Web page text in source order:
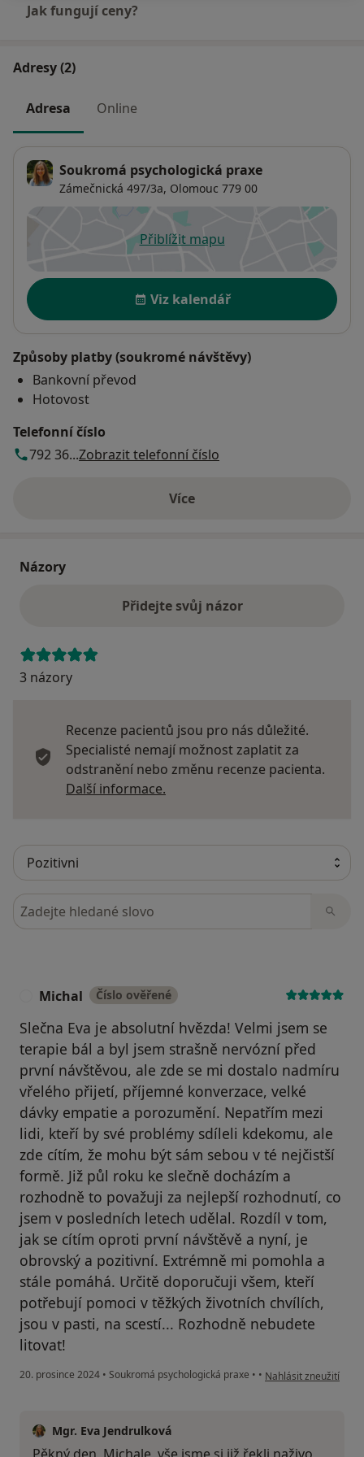
Jak fungují ceny?
Adresy (2)
Adresa Online
Soukromá psychologická praxe
Zámečnická 497/3a, Olomouc 779 00
Přiblížit mapuse otevře v nové záložce
Dostupnost
Viz kalendář
Způsoby platby (soukromé návštěvy)
Bankovní převod
Hotovost
Telefonní číslo
792 36...Zobrazit telefonní číslo
Víceo adrese
Názory
Přidejte svůj názor
3 názory
Recenze pacientů jsou pro nás důležité.
Specialisté nemají možnost zaplatit za
odstranění nebo změnu recenze pacienta.
Další informace.
Hledejte v názorech
Michal Číslo ověřené
Slečna Eva je absolutní hvězda! Velmi jsem se
terapie bál a byl jsem strašně nervózní před
první návštěvou, ale zde se mi dostalo nadmíru
vřelého přijetí, příjemné konverzace, velké
dávky empatie a porozumění. Nepatřím mezi
lidi, kteří by své problémy sdíleli kdekomu, ale
zde cítím, že mohu být sám sebou v té nejčistší
formě. Již půl roku ke slečně docházím a
rozhodně to považuji za nejlepší rozhodnutí, co
jsem v posledních letech udělal. Rozdíl v tom,
jak se cítím oproti první návštěvě a nyní, je
obrovský a pozitivní. Extrémně mi pomohla a
stále pomáhá. Určitě doporučuji všem, kteří
potřebují pomoci v těžkých životních chvílích,
jsou v pasti, na scestí... Rozhodně nebudete
litovat!
20. prosince 2024 • Soukromá psychologická praxe • • podle názoru
Nahlásit zneužití
Mgr. Eva Jendrulková